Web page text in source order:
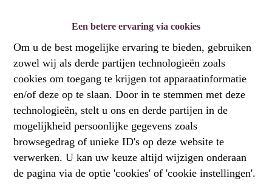
Een betere ervaring via cookies
Om u de best mogelijke ervaring te bieden, gebruiken
zowel wij als derde partijen technologieën zoals
cookies om toegang te krijgen tot apparaatinformatie
en/of deze op te slaan. Door in te stemmen met deze
technologieën, stelt u ons en derde partijen in de
mogelijkheid persoonlijke gegevens zoals
browsegedrag of unieke ID's op deze website te
verwerken. U kan uw keuze altijd wijzigen onderaan
de pagina via de optie 'cookies' of 'cookie instellingen'.
koelkast, diepvriezer, ingebouwd espressotoestel, twee
twee met stoomfunctie. Op de verdiepingen vinden we 4
gezellige kamers en 2 badkamers. De grote badkamer
omvat een ruime inloopdouche, hangtoilet en dubbel
meubel met kolomkasten. Op zolder zit onder dak nog
een volledig afgewerkte extra kamer verscholen. In de
omheinde tuin siert achter het betegelde terras, nog een
flink uit de kluiten gewassen vijgenboom het grasveld.